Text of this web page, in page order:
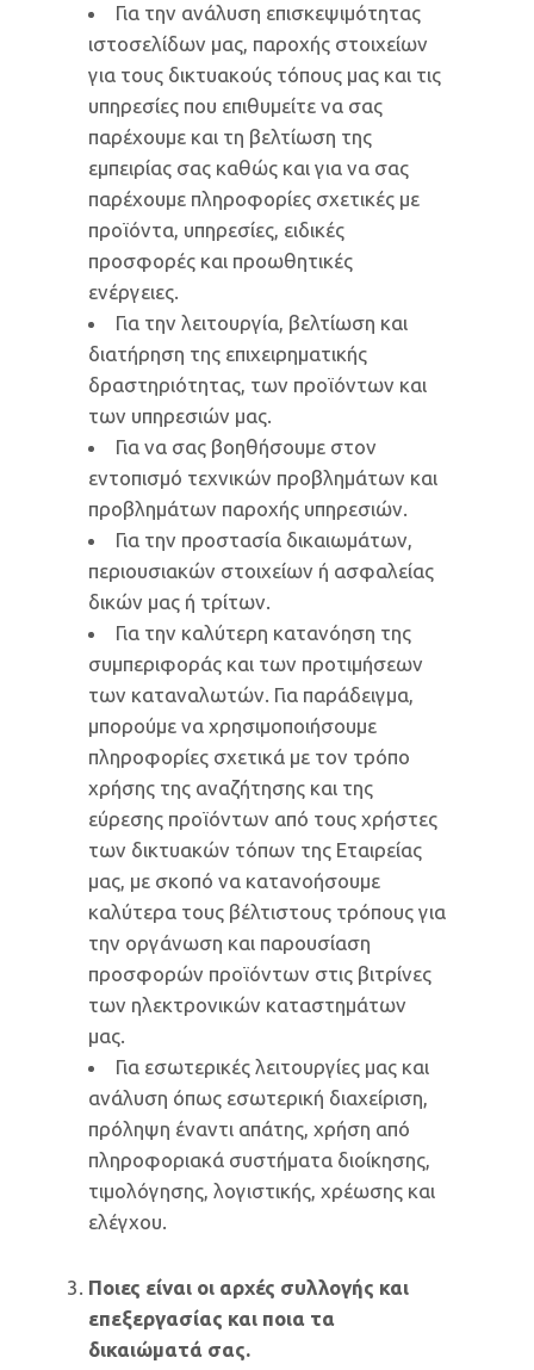
Για την ανάλυση επισκεψιμότητας
ιστοσελίδων μας, παροχής στοιχείων
για τους δικτυακούς τόπους μας και τις
υπηρεσίες που επιθυμείτε να σας
παρέχουμε και τη βελτίωση της
εμπειρίας σας καθώς και για να σας
παρέχουμε πληροφορίες σχετικές με
προϊόντα, υπηρεσίες, ειδικές
προσφορές και προωθητικές
ενέργειες.
Για την λειτουργία, βελτίωση και
διατήρηση της επιχειρηματικής
δραστηριότητας, των προϊόντων και
των υπηρεσιών μας.
Για να σας βοηθήσουμε στον
εντοπισμό τεχνικών προβλημάτων και
προβλημάτων παροχής υπηρεσιών.
Για την προστασία δικαιωμάτων,
περιουσιακών στοιχείων ή ασφαλείας
δικών μας ή τρίτων.
Για την καλύτερη κατανόηση της
συμπεριφοράς και των προτιμήσεων
των καταναλωτών. Για παράδειγμα,
μπορούμε να χρησιμοποιήσουμε
πληροφορίες σχετικά με τον τρόπο
χρήσης της αναζήτησης και της
εύρεσης προϊόντων από τους χρήστες
των δικτυακών τόπων της Εταιρείας
μας, με σκοπό να κατανοήσουμε
καλύτερα τους βέλτιστους τρόπους για
την οργάνωση και παρουσίαση
προσφορών προϊόντων στις βιτρίνες
των ηλεκτρονικών καταστημάτων
μας.
Για εσωτερικές λειτουργίες μας και
ανάλυση όπως εσωτερική διαχείριση,
πρόληψη έναντι απάτης, χρήση από
πληροφοριακά συστήματα διοίκησης,
τιμολόγησης, λογιστικής, χρέωσης και
ελέγχου.
Ποιες είναι οι αρχές συλλογής και
επεξεργασίας και ποια τα
δικαιώματά σας.